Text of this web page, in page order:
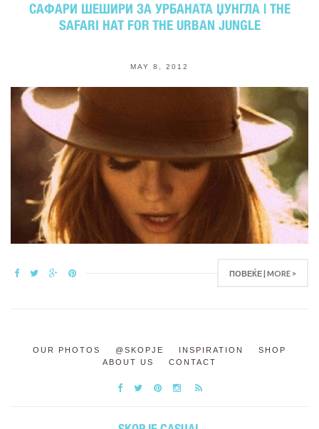
САФАРИ ШЕШИРИ ЗА УРБАНАТА ЏУНГЛА | THE
SAFARI HAT FOR THE URBAN JUNGLE
MAY 8, 2012
ПОВЕЌЕ | MORE >
OUR PHOTOS @SKOPJE INSPIRATION
SHOP
ABOUT US
CONTACT